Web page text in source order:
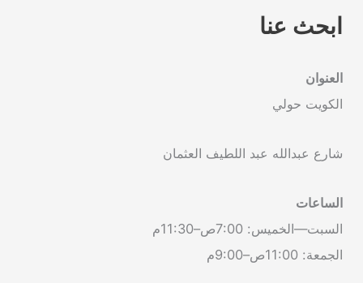
ابحث عنا
العنوان
الكويت حولي
شارع عبدالله عبد اللطيف العثمان
الساعات
السبت—الخميس: 7:00ص–11:30م
الجمعة: 11:00ص–9:00م